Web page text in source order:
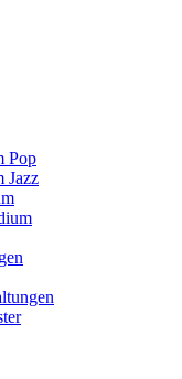
Pop
Jazz